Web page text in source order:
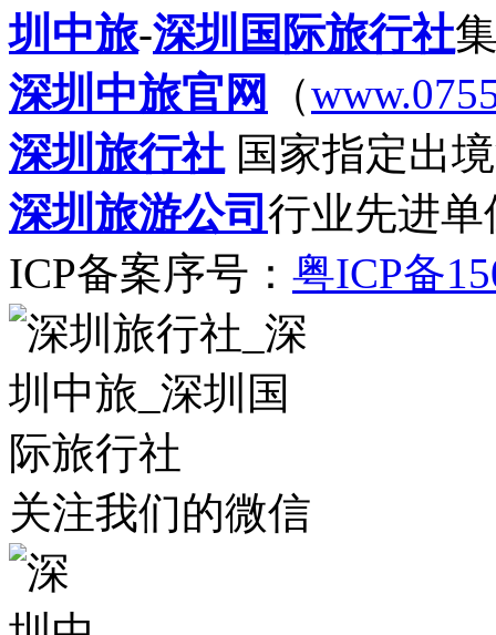
圳中旅-深圳国际旅行社
深圳中旅官网
（
深圳旅行社 国家指定出
深圳旅游公司 行业先进单
ICP备案序号： 粤ICP备
关注我们的微信